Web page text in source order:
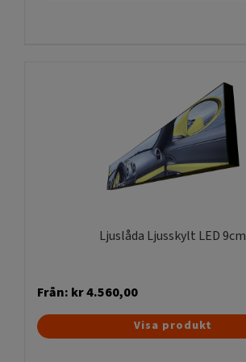
varianter.
olika
alternativen
kan
väljas
Ljuslåda Ljusskylt LED 9cm
Från: kr4.560,00
Den
här
Visa produkt